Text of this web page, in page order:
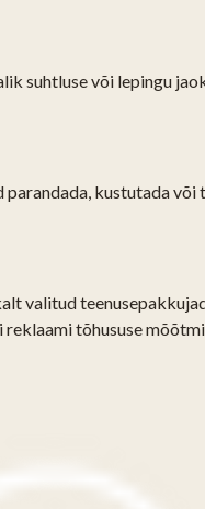
suhtluse või lepingu
parandada, kustutada
valitud
tõhususe